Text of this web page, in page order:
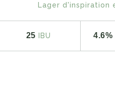
Lager d'inspiration
25 IBU 4.6%